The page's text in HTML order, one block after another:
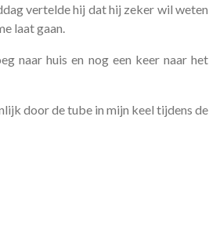
vertelde hij dat hij zeker wil weten
laat gaan.
naar huis en nog een keer naar het
door de tube in mijn keel tijdens de